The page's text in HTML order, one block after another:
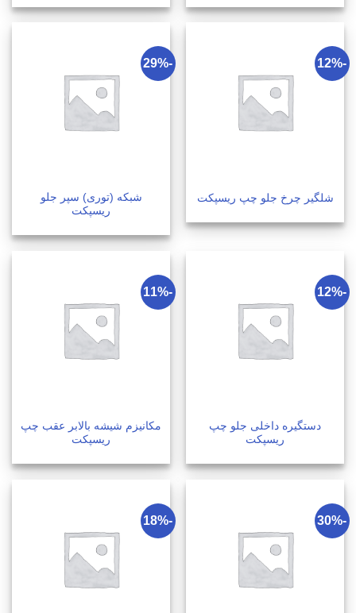
-12%
شلگیر چرخ جلو چپ ریسپکت
-29%
شبکه (توری) سپر جلو
ریسپکت
-12%
دستگیره داخلی جلو چپ
ریسپکت
-11%
مکانیزم شیشه بالابر عقب چپ
ریسپکت
-30%
-18%